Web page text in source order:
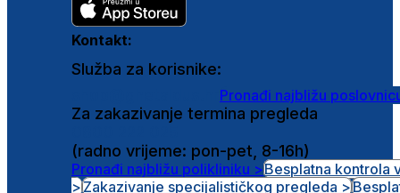
Kontakt:
Služba za korisnike:
Pronađi najbližu
Za zakazivanje termina pregleda
(radno vrijeme: pon-pet, 8-16h)
Pronađi najbližu polikliniku >Besplatna kontrola
>Zakazivanje specijalističkog pregleda >